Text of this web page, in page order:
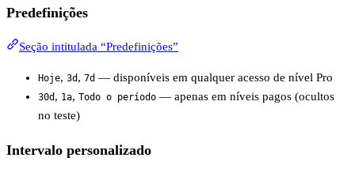
Predefinições
Seção intitulada “Predefinições”
Hoje, 3d , 7d — disponíveis em qualquer acesso de nível Pro
30d , 1a, Todo o período — apenas em níveis pagos (ocultos
no teste)
Intervalo personalizado